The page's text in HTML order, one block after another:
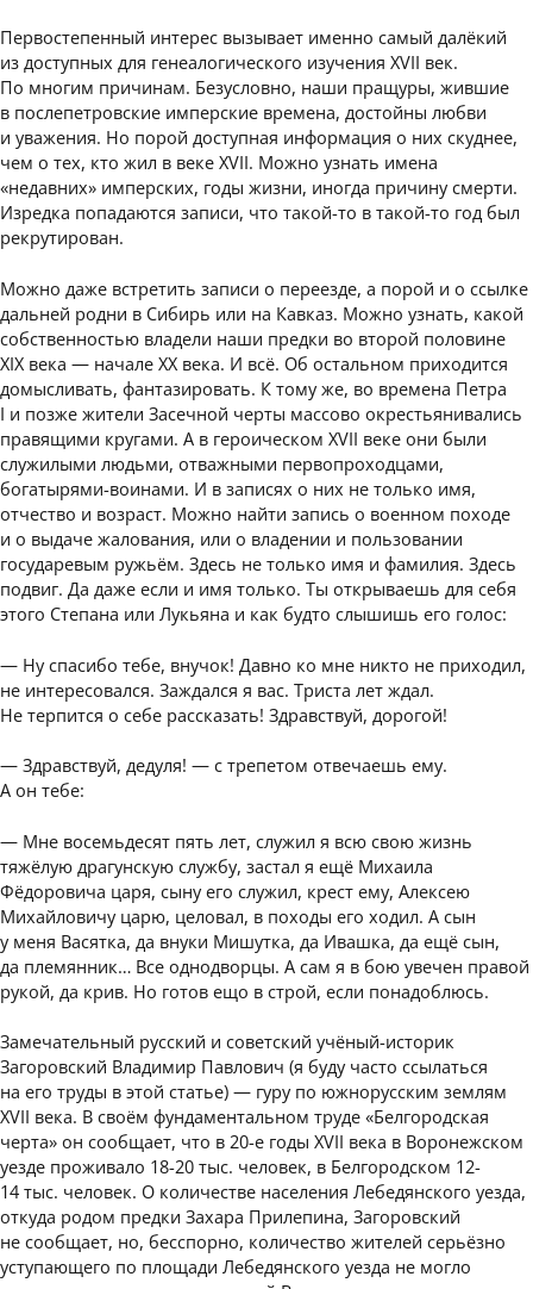
Первостепенный интерес вызывает именно самый далёкий
из доступных для генеалогического изучения XVII век.
По многим причинам. Безусловно, наши пращуры, жившие
в послепетровские имперские времена, достойны любви
и уважения. Но порой доступная информация о них скуднее,
чем о тех, кто жил в веке XVII. Можно узнать имена
«недавних» имперских, годы жизни, иногда причину смерти.
Изредка попадаются записи, что такой-то в такой-то год был
рекрутирован.
Можно даже встретить записи о переезде, а порой и о ссылке
дальней родни в Сибирь или на Кавказ. Можно узнать, какой
собственностью владели наши предки во второй половине
XIX века — начале ХХ века. И всё. Об остальном приходится
домысливать, фантазировать. К тому же, во времена Петра
I и позже жители Засечной черты массово окрестьянивались
правящими кругами. А в героическом XVII веке они были
служилыми людьми, отважными первопроходцами,
богатырями-воинами. И в записях о них не только имя,
отчество и возраст. Можно найти запись о военном походе
и о выдаче жалования, или о владении и пользовании
государевым ружьём. Здесь не только имя и фамилия. Здесь
подвиг. Да даже если и имя только. Ты открываешь для себя
этого Степана или Лукьяна и как будто слышишь его голос:
— Ну спасибо тебе, внучок! Давно ко мне никто не приходил,
не интересовался. Заждался я вас. Триста лет ждал.
Не терпится о себе рассказать! Здравствуй, дорогой!
— Здравствуй, дедуля! — с трепетом отвечаешь ему.
А он тебе:
— Мне восемьдесят пять лет, служил я всю свою жизнь
тяжёлую драгунскую службу, застал я ещё Михаила
Фёдоровича царя, сыну его служил, крест ему, Алексею
Михайловичу царю, целовал, в походы его ходил. А сын
у меня Васятка, да внуки Мишутка, да Ивашка, да ещё сын,
да племянник… Все однодворцы. А сам я в бою увечен правой
рукой, да крив. Но готов ещо в строй, если понадоблюсь.
Замечательный русский и советский учёный-историк
Загоровский Владимир Павлович (я буду часто ссылаться
на его труды в этой статье) — гуру по южнорусским землям
XVII века. В своём фундаментальном труде «Белгородская
черта» он сообщает, что в 20-е годы XVII века в Воронежском
уезде проживало 18-20 тыс. человек, в Белгородском 12-
14 тыс. человек. О количестве населения Лебедянского уезда,
откуда родом предки Захара Прилепина, Загоровский
не сообщает, но, бесспорно, количество жителей серьёзно
уступающего по площади Лебедянского уезда не могло